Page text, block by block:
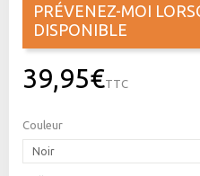
PRÉVENEZ-MOI
DISPONIBLE
39,95€TTC
Couleur
Noir